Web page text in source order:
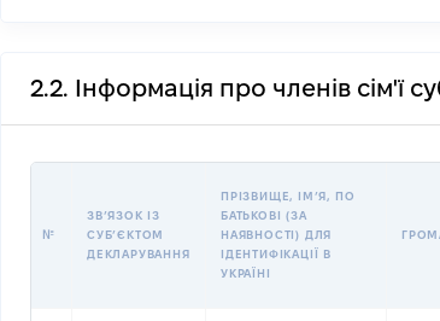
2.2. Інформація про членів сім'ї
№
ЗВʼЯЗОК ІЗ
СУБʼЄКТОМ
ДЕКЛАРУВАННЯ
ПРІЗВИЩЕ, ІМʼЯ, ПО
БАТЬКОВІ (ЗА
НАЯВНОСТІ) ДЛЯ
ІДЕНТИФІКАЦІЇ В
УКРАЇНІ